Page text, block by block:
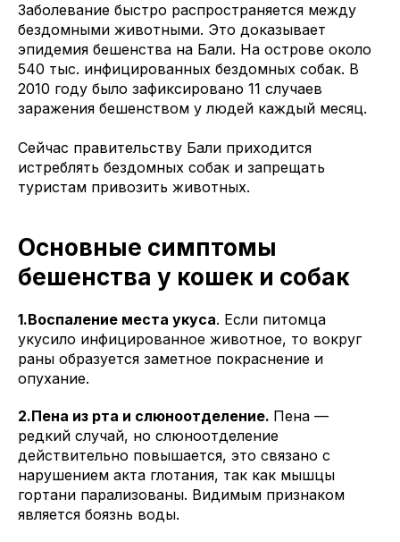
Заболевание быстро распространяется между
бездомными животными. Это доказывает
эпидемия бешенства на Бали. На острове около
540 тыс. инфицированных бездомных собак. В
2010 году было зафиксировано 11 случаев
заражения бешенством у людей каждый месяц.
Сейчас правительству Бали приходится
истреблять бездомных собак и запрещать
туристам привозить животных.
Основные симптомы
бешенства у кошек и собак
1.Воспаление места укуса. Если питомца
укусило инфицированное животное, то вокруг
раны образуется заметное покраснение и
опухание.
2.Пена из рта и слюноотделение. Пена —
редкий случай, но слюноотделение
действительно повышается, это связано с
нарушением акта глотания, так как мышцы
гортани парализованы. Видимым признаком
является боязнь воды.